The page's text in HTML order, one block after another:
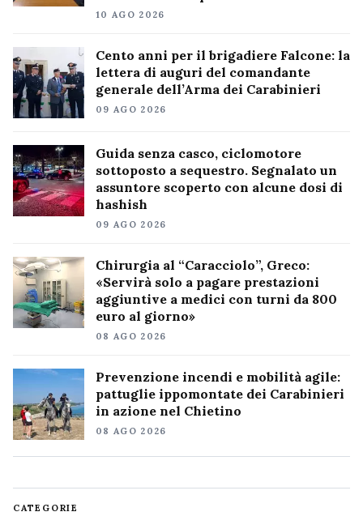
10 AGO 2026
Cento anni per il brigadiere Falcone: la
lettera di auguri del comandante
generale dell’Arma dei Carabinieri
09 AGO 2026
Guida senza casco, ciclomotore
sottoposto a sequestro. Segnalato un
assuntore scoperto con alcune dosi di
hashish
09 AGO 2026
Chirurgia al “Caracciolo”, Greco:
«Servirà solo a pagare prestazioni
aggiuntive a medici con turni da 800
euro al giorno»
08 AGO 2026
Prevenzione incendi e mobilità agile:
pattuglie ippomontate dei Carabinieri
in azione nel Chietino
08 AGO 2026
CATEGORIE